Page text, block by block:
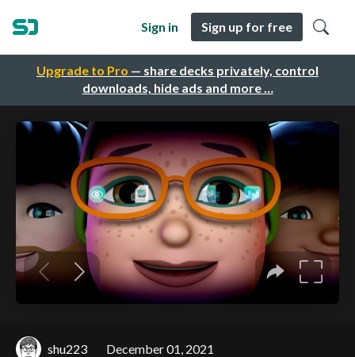
Upgrade to Pro — share decks privately, control
downloads, hide ads and more …
Sign in Sign up for free
shu223 December 01, 2021